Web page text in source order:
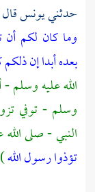
حدثنييونس
وما كان لكم أن
بعده أبدا إن
الله عليه وسلم
وسلم - توفي
النبي - صلى
تؤذوا رسول الله